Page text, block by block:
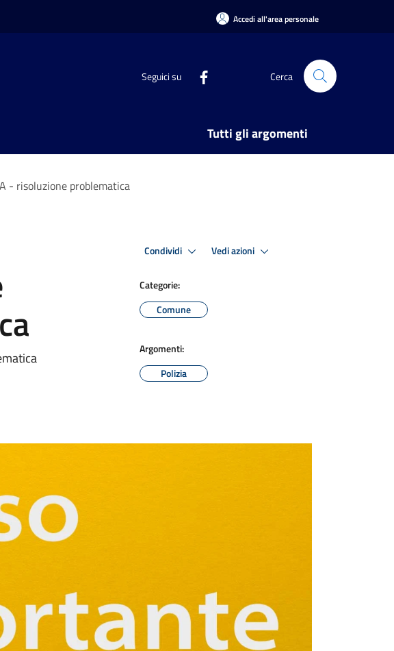
Accedi all'area personale
Seguici su Cerca
Tutti gli argomenti
- risoluzione problematica
Condividi Vedi azioni
Categorie:
Comune
Argomenti:
Polizia